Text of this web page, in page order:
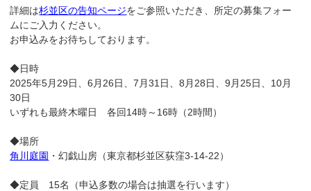
詳細は杉並区の告知ページをご参照いただき、所定の募集フォー
ムにご入力ください。
お申込みをお待ちしております。
◆日時
2025年5月29日、6月26日、7月31日、8月28日、9月25日、10月
30日
いずれも最終木曜日 各回14時～16時（2時間）
◆場所
角川庭園 ・幻戯山房（東京都杉並区荻窪3-14-22）
◆定員 15名（申込多数の場合は抽選を行います）